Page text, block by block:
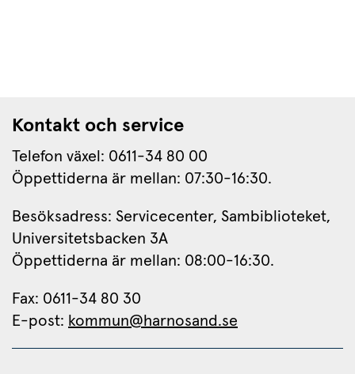
Kontakt och service
Telefon växel: 0611-34 80 00
Öppettiderna är mellan: 07:30-16:30.
Besöksadress: Servicecenter, Sambiblioteket,
Universitetsbacken 3A
Öppettiderna är mellan: 08:00-16:30.
Fax: 0611-34 80 30
E-post: kommun@harnosand.se